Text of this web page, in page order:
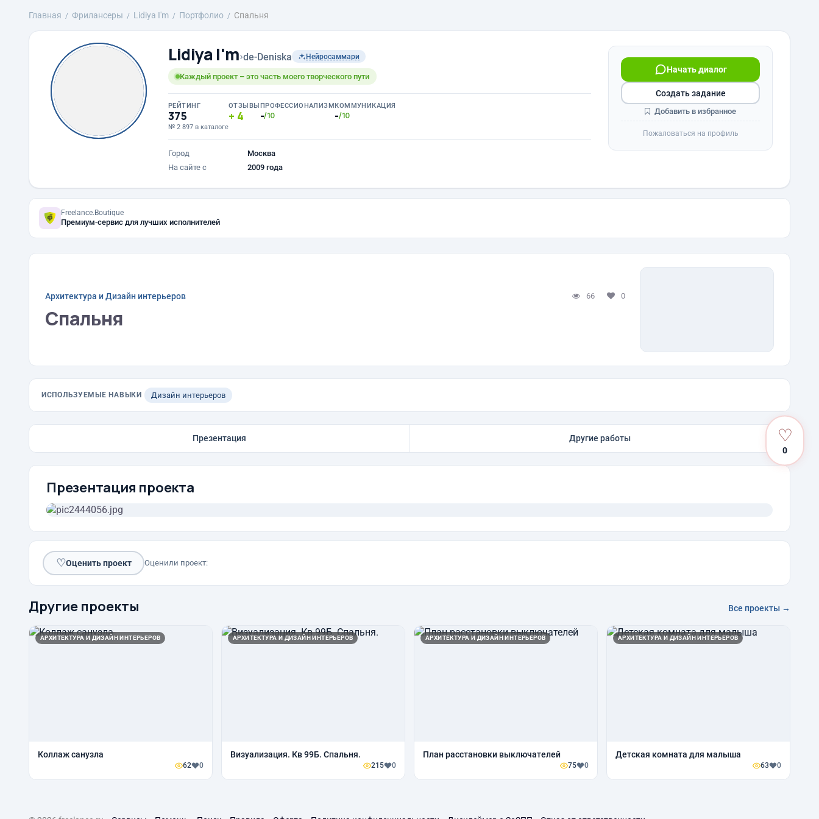
Главная Фрилансеры Lidiya I'm Портфолио Спальня
Lidiya I'm›de-Deniska Нейросаммари
Каждый проект – это часть моего творческого пути
РЕЙТИНГ
375
№ 2 897 в каталоге
ОТЗЫВЫ
4
ПРОФЕССИОНАЛИЗМ
-/10
КОММУНИКАЦИЯ
-/10
Город
Москва
На сайте с
2009 года
Начать диалог
Создать задание
Добавить в избранное
Пожаловаться на профиль
Freelance.Boutique
Премиум-сервис для лучших исполнителей
Архитектура и Дизайн интерьеров 66 0
Спальня
ИСПОЛЬЗУЕМЫЕ НАВЫКИ Дизайн интерьеров
Презентация Другие работы
Презентация проекта
♡
0
♡Оценить проект Оценили проект:
Другие проекты Все проекты →
АРХИТЕКТУРА И ДИЗАЙН ИНТЕРЬЕРОВ
Коллаж санузла
62 0
АРХИТЕКТУРА И ДИЗАЙН ИНТЕРЬЕРОВ
Визуализация. Кв 99Б. Спальня.
215 0
АРХИТЕКТУРА И ДИЗАЙН ИНТЕРЬЕРОВ
План расстановки выключателей
75 0
АРХИТЕКТУРА И ДИЗАЙН ИНТЕРЬЕРОВ
Детская комната для малыша
63 0